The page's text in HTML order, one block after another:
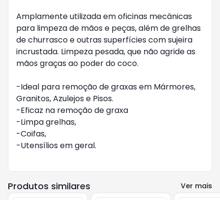
Amplamente utilizada em oficinas mecânicas
para limpeza de mãos e peças, além de grelhas
de churrasco e outras superfícies com sujeira
incrustada. Limpeza pesada, que não agride as
mãos graças ao poder do coco.
-Ideal para remoção de graxas em Mármores,
Granitos, Azulejos e Pisos.
-Eficaz na remoção de graxa
-Limpa grelhas,
-Coifas,
-Utensílios em geral.
Produtos similares Ver mais